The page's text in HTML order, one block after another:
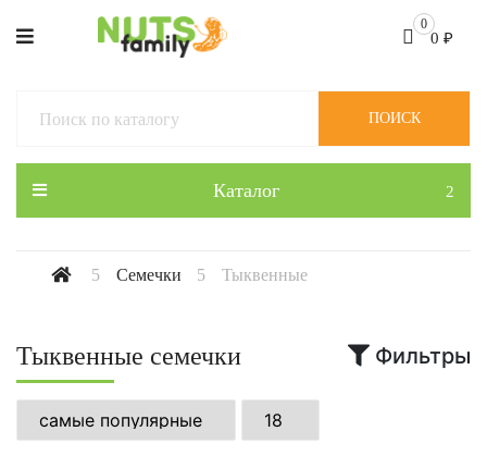
0
0 ₽
Каталог
ПОИСК
Семечки Тыквенные
Тыквенные семечки Фильтры